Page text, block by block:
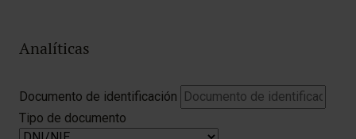
Analíticas
Documento de identificación
Tipo de documento